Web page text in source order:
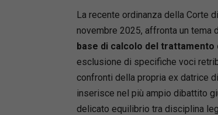
La recente ordinanza della Corte
novembre 2025, affronta un tema
base di calcolo del trattamento
esclusione di specifiche voci
confronti della propria ex datrice
inserisce nel più ampio dibattito
delicato equilibrio tra disciplina